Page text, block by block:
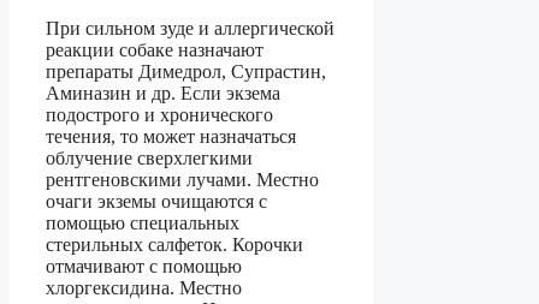
При сильном зуде и аллергической
реакции собаке назначают
препараты Димедрол, Супрастин,
Аминазин и др. Если экзема
подострого и хронического
течения, то может назначаться
облучение сверхлегкими
рентгеновскими лучами. Местно
очаги экземы очищаются с
помощью специальных
стерильных салфеток. Корочки
отмачивают с помощью
хлоргексидина. Местно